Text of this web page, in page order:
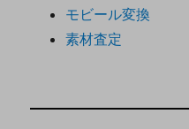
モビール変換
素材査定